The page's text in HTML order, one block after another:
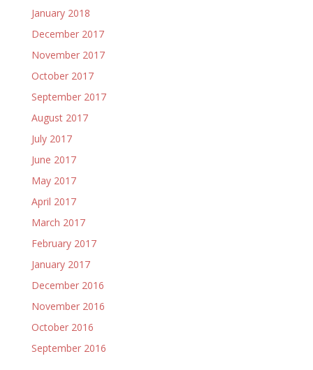
January 2018
December 2017
November 2017
October 2017
September 2017
August 2017
July 2017
June 2017
May 2017
April 2017
March 2017
February 2017
January 2017
December 2016
November 2016
October 2016
September 2016